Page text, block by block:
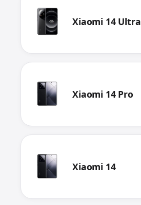
Xiaomi 14 Ultra
Xiaomi 14 Pro
Xiaomi 14